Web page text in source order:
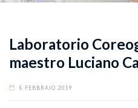
Laboratorio
maestro Luciano
8 FEBBRAIO 2019